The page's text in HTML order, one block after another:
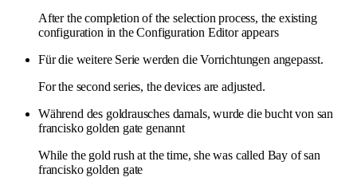
After the completion of the selection process, the existing
configuration in the Configuration Editor appears
Für die weitere Serie werden die Vorrichtungen angepasst.
For the second series, the devices are adjusted.
Während des goldrausches damals, wurde die bucht von san
francisko golden gate genannt
While the gold rush at the time, she was called Bay of san
francisko golden gate